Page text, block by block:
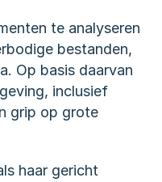
te analyseren
bestanden,
Op basis daarvan
inclusief
grip op grote
haar gericht